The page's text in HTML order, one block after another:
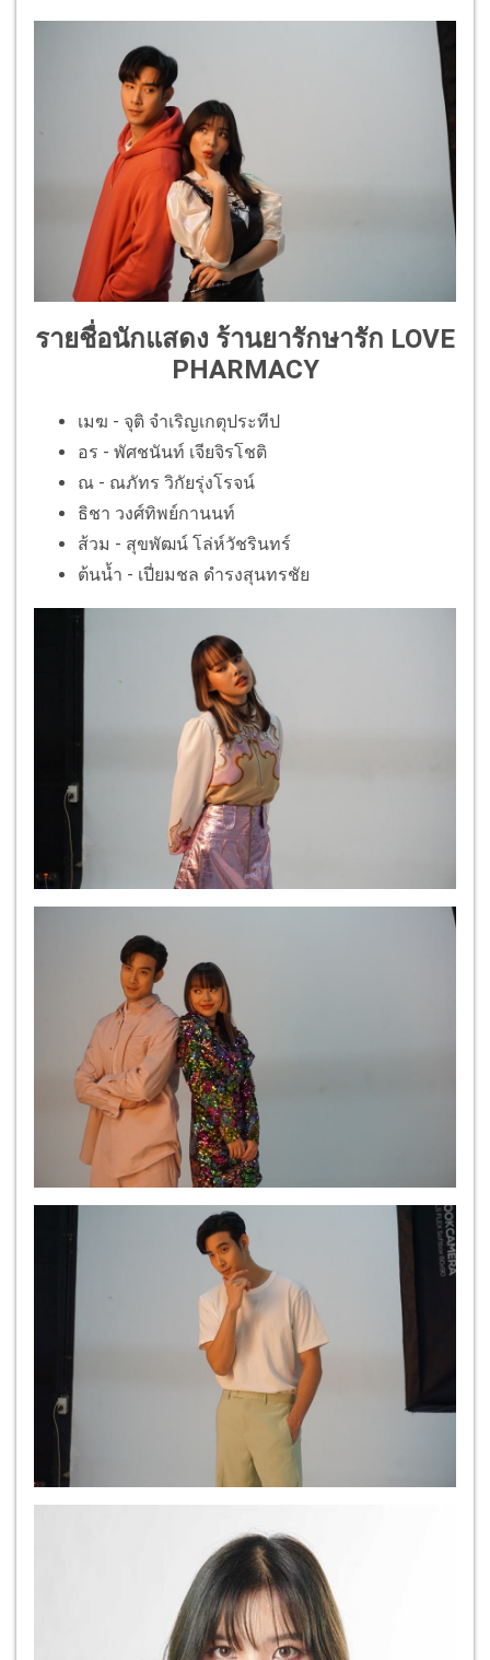
รายชื่อนักแสดง ร้านยารักษารัก LOVE
PHARMACY
เมฆ - จุติ จำเริญเกตุประทีป
อร - พัศชนันท์ เจียจิรโชติ
ณ - ณภัทร วิกัยรุ่งโรจน์
ธิชา วงศ์ทิพย์กานนท์
ส้วม - สุขพัฒน์ โล่ห์วัชรินทร์
ต้นน้ำ - เปี่ยมชล ดำรงสุนทรชัย